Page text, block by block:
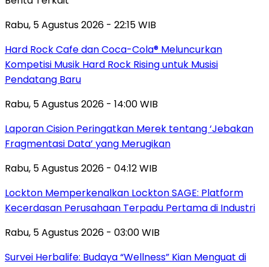
Rabu, 5 Agustus 2026 - 22:15 WIB
Hard Rock Cafe dan Coca-Cola® Meluncurkan
Kompetisi Musik Hard Rock Rising untuk Musisi
Pendatang Baru
Rabu, 5 Agustus 2026 - 14:00 WIB
Laporan Cision Peringatkan Merek tentang ‘Jebakan
Fragmentasi Data’ yang Merugikan
Rabu, 5 Agustus 2026 - 04:12 WIB
Lockton Memperkenalkan Lockton SAGE: Platform
Kecerdasan Perusahaan Terpadu Pertama di Industri
Rabu, 5 Agustus 2026 - 03:00 WIB
Survei Herbalife: Budaya “Wellness” Kian Menguat di